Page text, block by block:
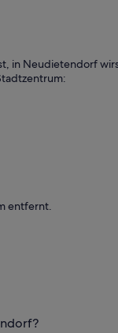
in Neudietendorf
entfernt.